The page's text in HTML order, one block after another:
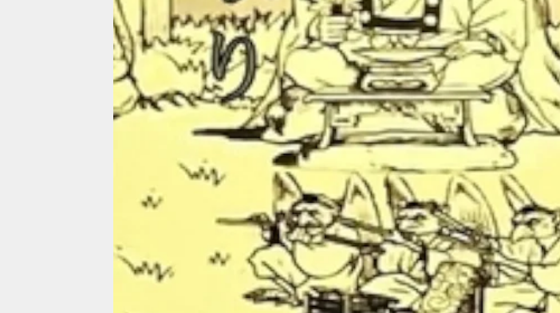
Dorothy Gish
Las
hermanas
Gish
Intérprete
Rodolfo
Valentino
Director
William S.
Hart